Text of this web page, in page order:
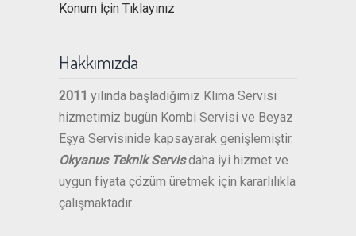
Konum İçin Tıklayınız
Hakkımızda
2011 yılında başladığımız Klima Servisi
hizmetimiz bugün Kombi Servisi ve Beyaz
Eşya Servisinide kapsayarak genişlemiştir.
Okyanus Teknik Servisdaha iyi hizmet ve
uygun fiyata çözüm üretmek için kararlılıkla
çalışmaktadır.